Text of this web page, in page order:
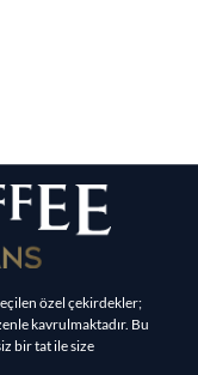
özel çekirdekler;
kavrulmaktadır. Bu
bir tat ile size